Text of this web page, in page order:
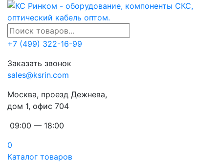
+7 (499) 322-16-99
Заказать звонок
sales@ksrin.com
Москва, проезд Дежнева,
дом 1, офис 704
09:00 — 18:00
0
Каталог товаров